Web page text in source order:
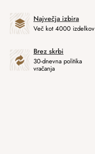
Največja izbira
Več kot 4000 izdelkov
Brez skrbi
30-dnevna politika
vračanja